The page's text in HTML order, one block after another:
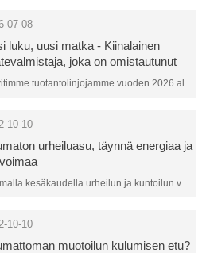
07-08
luku, uusi matka - Kiinalainen
joka on omistautunut
maailmanlaajuisia brändejäPäivitimme tuotantolinjojamme vuoden 2026 alussa ja olemme sittemmin saaneet onnistuneesti päätökseen toimipisteidemme muuttamisen tämän viikon alussa. Yli vuosikymmenen kasvun aikana arvostettujen asiakkaidemme tuen ansiosta olemme vakiinnuttaneet asemamme johtavana yrityksenä saumattomien vaatteiden valmistussektorilla. Lisäksi vastataksemme asiakkaiden kasvavaan kysyntään olemme laajentaneet tuotantotilojamme ja monipuolistaneet tuotevalikoimaamme. Tarjoamme nyt saumattomien vaatteiden lisäksi myös erilaisia ​​urheiluvaatteita ja leikattuja kuntoiluvaatteita.
10-10
urheiluasu, täynnä energiaa ja
Kuumalla kesäkaudella urheilun ja kuntoilun vauhtia ei voi pysäyttää, mutta miten meidän tulisi valita oikeat urheiluvaatteet harjoituksen aikana?
10-10
muotoilun kulumisen etu?